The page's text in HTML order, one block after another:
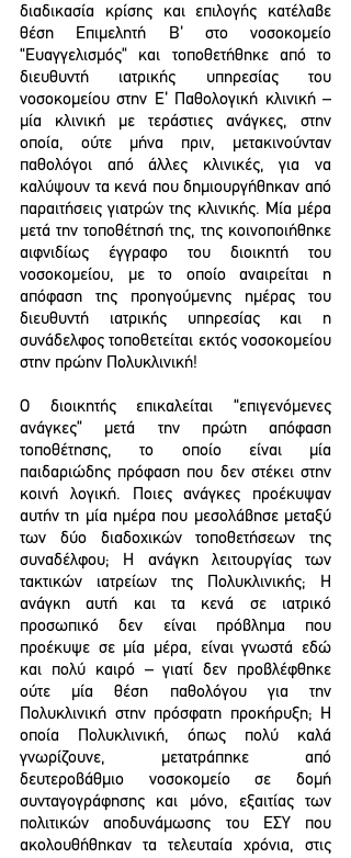
διαδικασία κρίσης και επιλογής κατέλαβε
θέση Επιμελητή Β’ στο νοσοκομείο
“Ευαγγελισμός” και τοποθετήθηκε από το
διευθυντή ιατρικής υπηρεσίας του
νοσοκομείου στην Ε’ Παθολογική κλινική –
μία κλινική με τεράστιες ανάγκες, στην
οποία, ούτε μήνα πριν, μετακινούνταν
παθολόγοι από άλλες κλινικές, για να
καλύψουν τα κενά που δημιουργήθηκαν από
παραιτήσεις γιατρών της κλινικής. Μία μέρα
μετά την τοποθέτησή της, της κοινοποιήθηκε
αιφνιδίως έγγραφο του διοικητή του
νοσοκομείου, με το οποίο αναιρείται η
απόφαση της προηγούμενης ημέρας του
διευθυντή ιατρικής υπηρεσίας και η
συνάδελφος τοποθετείται εκτός νοσοκομείου
στην πρώην Πολυκλινική!
Ο διοικητής επικαλείται “επιγενόμενες
ανάγκες” μετά την πρώτη απόφαση
τοποθέτησης, το οποίο είναι μία
παιδαριώδης πρόφαση που δεν στέκει στην
κοινή λογική. Ποιες ανάγκες προέκυψαν
αυτήν τη μία ημέρα που μεσολάβησε μεταξύ
των δύο διαδοχικών τοποθετήσεων της
συναδέλφου; Η ανάγκη λειτουργίας των
τακτικών ιατρείων της Πολυκλινικής; Η
ανάγκη αυτή και τα κενά σε ιατρικό
προσωπικό δεν είναι πρόβλημα που
προέκυψε σε μία μέρα, είναι γνωστά εδώ
και πολύ καιρό – γιατί δεν προβλέφθηκε
ούτε μία θέση παθολόγου για την
Πολυκλινική στην πρόσφατη προκήρυξη; Η
οποία Πολυκλινική, όπως πολύ καλά
γνωρίζουνε, μετατράπηκε από
δευτεροβάθμιο νοσοκομείο σε δομή
συνταγογράφησης και μόνο, εξαιτίας των
πολιτικών αποδυνάμωσης του ΕΣΥ που
ακολουθήθηκαν τα τελευταία χρόνια, στις